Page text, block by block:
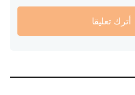
أترك تعليقا